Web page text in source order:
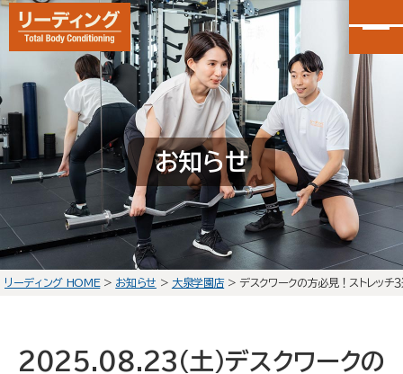
カンタン30秒申し込み
LINEで無料体験予約
大泉学園店 会員予約
石神井公園店 会員予約
初回体験の流れ
お知らせ
リーディング HOME> お知らせ > 大泉学園店>デスクワークの方必見！ストレッチ
2025.08.23(土)デスクワークの